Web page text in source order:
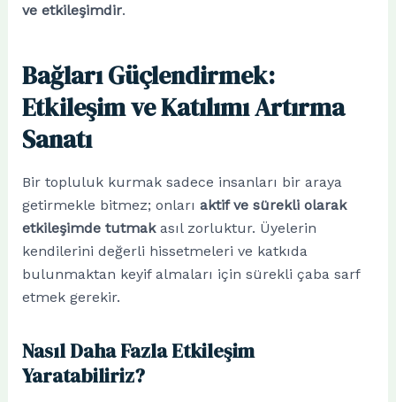
ve etkileşimdir.
Bağları Güçlendirmek:
Etkileşim ve Katılımı Artırma
Sanatı
Bir topluluk kurmak sadece insanları bir araya
getirmekle bitmez; onları aktif ve sürekli olarak
etkileşimde tutmakasıl zorluktur. Üyelerin
kendilerini değerli hissetmeleri ve katkıda
bulunmaktan keyif almaları için sürekli çaba sarf
etmek gerekir.
Nasıl Daha Fazla Etkileşim
Yaratabiliriz?